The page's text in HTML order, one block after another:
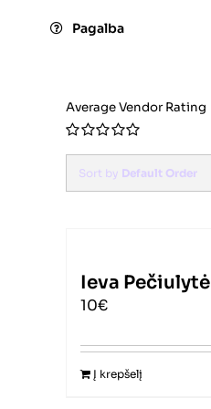
Pagalba
Average Vendor Rating
0
out
5
Sort by Default Order
Ieva Pečiulytė
10€
Į krepšelį